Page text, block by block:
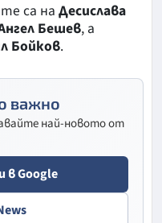
са на Десислава
Бешев, а
Бойков.
важно
най-новото от
в Google